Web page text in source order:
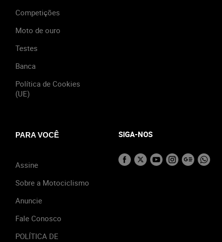
Competições
Moto de ouro
Testes
Banca
Política de Cookies
(UE)
PARA VOCÊ
Assine
Sobre a Motociclismo
Anuncie
Fale Conosco
POLÍTICA DE
SIGA-NOS